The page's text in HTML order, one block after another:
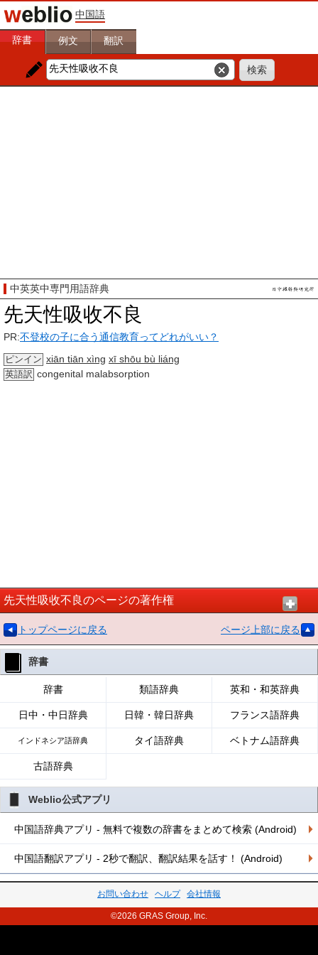
中国語
辞書 例文 翻訳
中英英中専門用語辞典
先天性吸收不良
PR:不登校の子に合う通信教育ってどれがいい？
ピンイン xiān tiān xìng xī shōu bù liáng
英語訳 congenital malabsorption
先天性吸收不良のページの著作権
トップページに戻る ページ上部に戻る
辞書
辞書 類語辞典 英和・和英辞典
日中・中日辞典 日韓・韓日辞典 フランス語辞典
インドネシア語辞典 タイ語辞典 ベトナム語辞典
古語辞典
Weblio公式アプリ
中国語辞典アプリ - 無料で複数の辞書をまとめて検索 (Android)
中国語翻訳アプリ - 2秒で翻訳、翻訳結果を話す！ (Android)
お問い合わせ ヘルプ 会社情報
©2026 GRAS Group, Inc.